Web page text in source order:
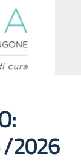
/2026